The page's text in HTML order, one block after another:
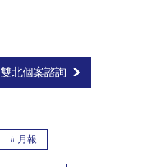
雙北個案諮詢
# 月報